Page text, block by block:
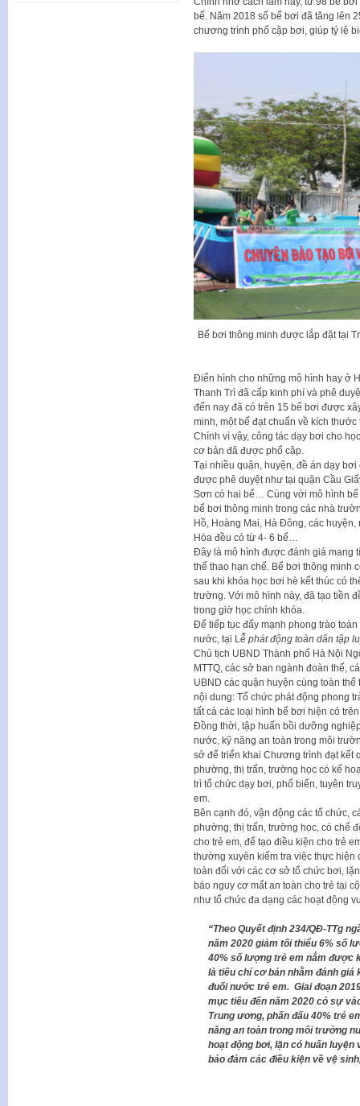
bể. Năm 2018 số bể bơi đã tăng lên
chương trình phổ cập bơi, giúp tỷ lệ
Bể bơi thông minh được lắp đặt tại
Điển hình cho những mô hình hay ở
Thanh Trì đã cấp kinh phí và phê
đến nay đã có trên 15 bể bơi được
minh, một bể đạt chuẩn về kích
Chính vì vậy, công tác dạy bơi cho
cơ bản đã được phổ cập.
Tại nhiều quận, huyện, đề án dạy
được phê duyệt như tại quận Cầu
Sơn có hai bể… Cùng với mô hình
bể bơi thông minh trong các nhà
Hồ, Hoàng Mai, Hà Đông, các
Hòa đều có từ 4- 6 bể…
Đây là mô hình được đánh giá mang
thể thao hạn chế. Bể bơi thông minh
sau khi khóa học bơi hè kết thúc có
trường. Với mô hình này, đã tạo tiền
trong giờ học chính khóa.
Để tiếp tục đẩy mạnh phong trào
nước, tại L ễ phát động toàn dân tập
Chủ tịch UBND Thành phố Hà Nội
MTTQ, các sở ban ngành đoàn thể,
UBND các quận huyện cùng toàn
nội dung: Tổ chức phát động phong
tất cả các loại hình bể bơi hiện có
Đồng thời, tập huấn bồi dưỡng
nước, kỹ năng an toàn trong môi
sở để triển khai Chương trình đạt kết
phường, thị trấn, trường học có kế
trì tổ chức dạy bơi, phổ biến, tuyên
em.
Bên cạnh đó, vận động các tổ chức,
phường, thị trấn, trường học, có chế
cho trẻ em, để tạo điều kiện cho trẻ
thường xuyên kiểm tra việc thực hiện
toàn đối với các cơ sở tổ chức bơi,
báo nguy cơ mất an toàn cho trẻ tại
như tổ chức đa dạng các hoạt động
“Theo Quyết định 234/QĐ-TTg
năm 2020 giảm tối thiểu 6% số
40% số lượng trẻ em nắm được
là tiêu chí cơ bản nhằm đánh giá
đuối nước trẻ em. Giai đoạn
mục tiêu đến năm 2020 có sự
Trung ương, phấn đấu 40% trẻ
năng an toàn trong môi trường
hoạt động bơi, lặn có huấn
bảo đảm các điều kiện về vệ